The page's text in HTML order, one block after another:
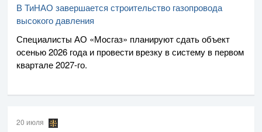
В ТиНАО завершается строительство газопровода
высокого давления
Специалисты АО «Мосгаз» планируют сдать объект
осенью 2026 года и провести врезку в систему в первом
квартале2027-го.
20 июля